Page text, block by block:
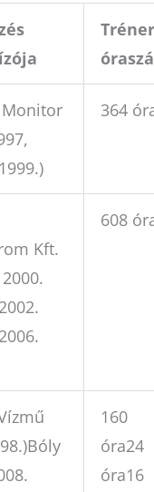
364
Kft.
608
160
óra24
óra16